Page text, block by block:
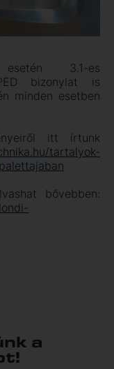
esetén 3.1-es
bizonylat is
minden esetben
itt írtunk
tartalyok-
bővebben:
a